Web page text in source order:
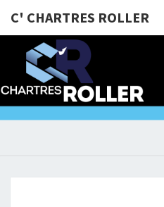
C' CHARTRES ROLLER